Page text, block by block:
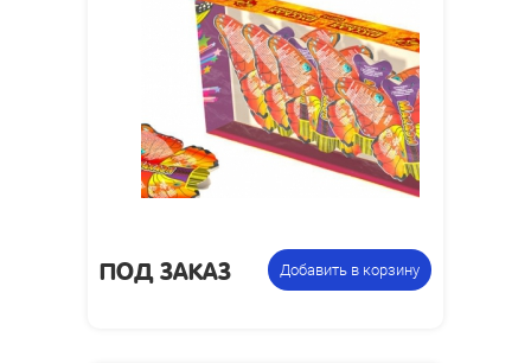
Время работы, сек:
20
Высота пламени, м:
0.3
Цена указана за
фасовку:
Упаковка из 6
фонтанов
ПОД ЗАКАЗ Добавить в корзину